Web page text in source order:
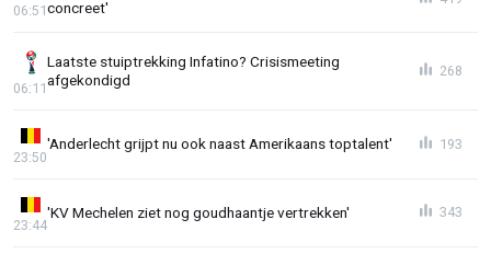
concreet'
06:51
Laatste stuiptrekking Infatino? Crisismeeting
afgekondigd
06:11
268
'Anderlecht grijpt nu ook naast Amerikaans toptalent'
23:50
193
'KV Mechelen ziet nog goudhaantje vertrekken'
23:44
343